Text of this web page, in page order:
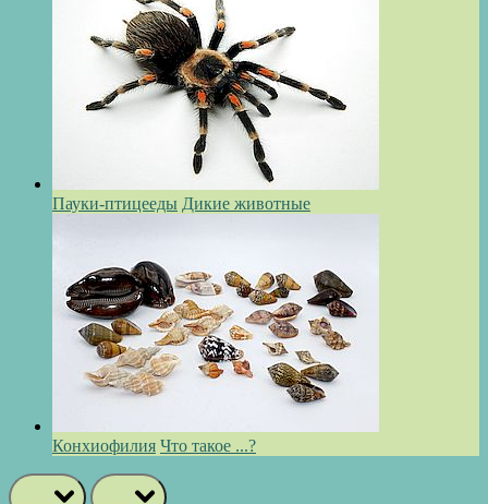
Пауки-птицееды Дикие животные
Конхиофилия Что такое ...?